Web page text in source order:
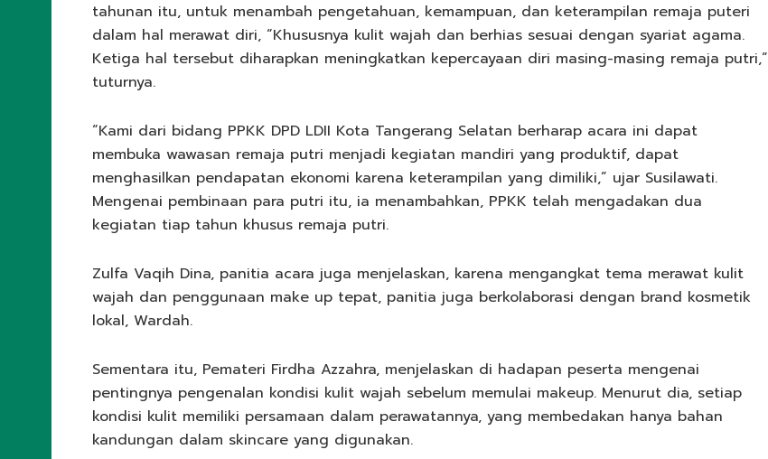
tahunan itu, untuk menambah pengetahuan, kemampuan, dan keterampilan remaja puteri
dalam hal merawat diri, “Khususnya kulit wajah dan berhias sesuai dengan syariat agama.
Ketiga hal tersebut diharapkan meningkatkan kepercayaan diri masing-masing remaja putri,”
tuturnya.
“Kami dari bidang PPKK DPD LDII Kota Tangerang Selatan berharap acara ini dapat
membuka wawasan remaja putri menjadi kegiatan mandiri yang produktif, dapat
menghasilkan pendapatan ekonomi karena keterampilan yang dimiliki,” ujar Susilawati.
Mengenai pembinaan para putri itu, ia menambahkan, PPKK telah mengadakan dua
kegiatan tiap tahun khusus remaja putri.
Zulfa Vaqih Dina, panitia acara juga menjelaskan, karena mengangkat tema merawat kulit
wajah dan penggunaan make up tepat, panitia juga berkolaborasi dengan brand kosmetik
lokal, Wardah.
Sementara itu, Pemateri Firdha Azzahra, menjelaskan di hadapan peserta mengenai
pentingnya pengenalan kondisi kulit wajah sebelum memulai makeup. Menurut dia, setiap
kondisi kulit memiliki persamaan dalam perawatannya, yang membedakan hanya bahan
kandungan dalam skincare yang digunakan.